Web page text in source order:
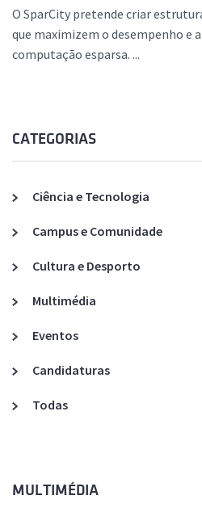
O SparCity pretende criar
que maximizem o desempenho e
computação esparsa. ...
CATEGORIAS
Ciência e Tecnologia
Campus e Comunidade
Cultura e Desporto
Multimédia
Eventos
Candidaturas
Todas
MULTIMÉDIA